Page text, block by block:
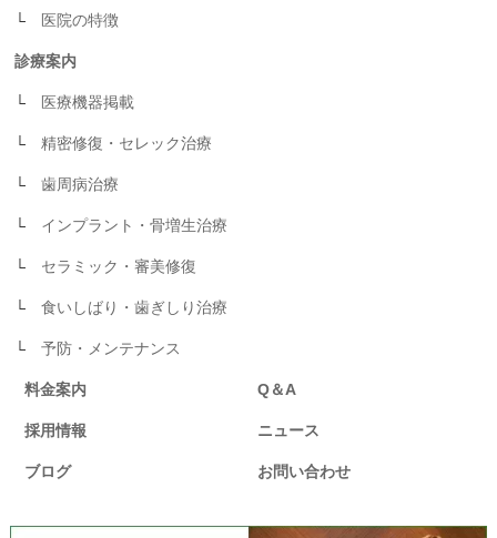
医院の特徴
診療案内
医療機器掲載
精密修復・セレック治療
歯周病治療
インプラント・骨増生治療
セラミック・審美修復
食いしばり・歯ぎしり治療
予防・メンテナンス
料金案内 Q＆A
採用情報 ニュース
ブログ お問い合わせ